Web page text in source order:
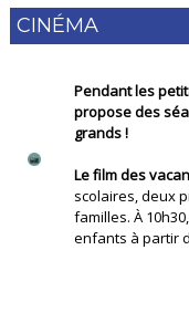
CINÉMA
Pendant les
propose des
grands !
Le film des
scolaires, deux
familles. À
enfants à partir